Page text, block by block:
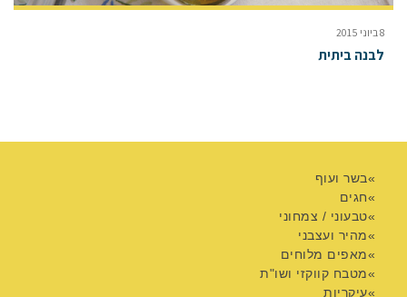
8 ביוני 2015
לבנה ביתית
בשר ועוף
חגים
טבעוני / צמחוני
מהיר ועצבני
מאפים מלוחים
מטבח קווקזי ושו"ת
עיקריות